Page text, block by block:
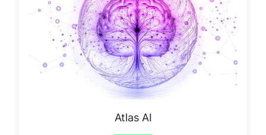
Atlas AI